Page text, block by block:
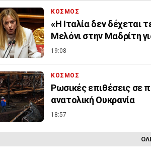
ΚΟΣΜΟΣ
«Η Ιταλία δεν δέχεται
Μελόνι στην Μαδρίτη
19:08
ΚΟΣΜΟΣ
Ρωσικές επιθέσεις σε
ανατολική Ουκρανία
18:57